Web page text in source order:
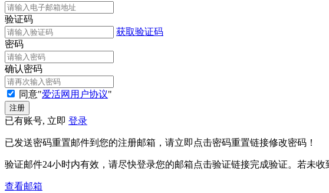
验证码
获取验证码
密码
确认密码
同意"爱活网用户协议"
已有账号, 立即 登录
已发送密码重置邮件到您的注册邮箱，请立即点击密码重置链接修改密码！
验证邮件24小时内有效，请尽快登录您的邮箱点击验证链接完成验证。若未收
查看邮箱